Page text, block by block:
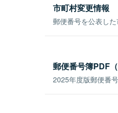
市町村変更情報
郵便番号を公表し
郵便番号簿PDF
2025年度版郵便番